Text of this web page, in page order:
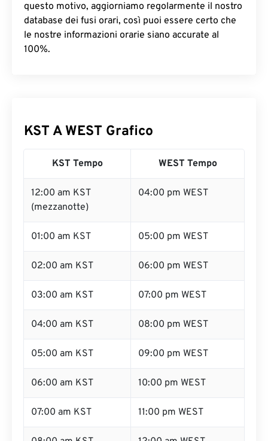
questo motivo, aggiorniamo regolarmente il nostro
database dei fusi orari, così puoi essere certo che
le nostre informazioni orarie siano accurate al
100%.
KST A WEST Grafico
KST Tempo WEST Tempo
12:00 am KST
(mezzanotte)
04:00 pm WEST
01:00 am KST 05:00 pm WEST
02:00 am KST 06:00 pm WEST
03:00 am KST 07:00 pm WEST
04:00 am KST 08:00 pm WEST
05:00 am KST 09:00 pm WEST
06:00 am KST 10:00 pm WEST
07:00 am KST 11:00 pm WEST